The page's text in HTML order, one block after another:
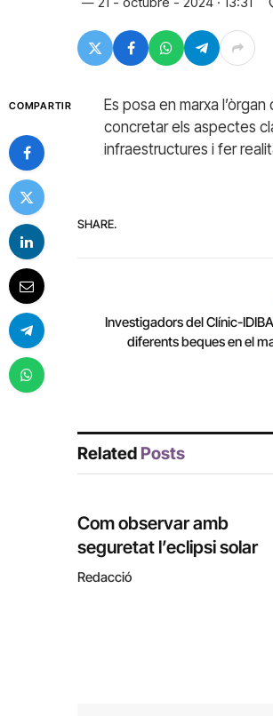
COMPARTIR
Es posa en marxa
concretar els aspectes
infraestructures i fer
SHARE.
Investigadors del Clínic-
diferents beques en el
Related Posts
Com observar amb
seguretat l’eclipsi solar
Redacció